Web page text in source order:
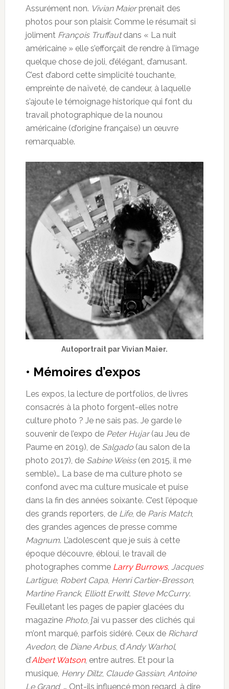
Assurément non. Vivian Maierprenait des
photos pour son plaisir. Comme le résumait si
joliment François Truffautdans « La nuit
américaine » elle s’efforçait de rendre à l’image
quelque chose de joli, d’élégant, d’amusant.
C’est d’abord cette simplicité touchante,
empreinte de naïveté, de candeur, à laquelle
s’ajoute le témoignage historique qui font du
travail photographique de la nounou
américaine (d’origine française) un œuvre
remarquable.
Autoportrait par Vivian Maier.
• Mémoires d’expos
Les expos, la lecture de portfolios, de livres
consacrés à la photo forgent-elles notre
culture photo ? Je ne sais pas. Je garde le
souvenir de l’expo de Peter Hujar(au Jeu de
Paume en 2019), de Salgado(au salon de la
photo 2017), de Sabine Weiss(en 2015, il me
semble)… La base de ma culture photo se
confond avec ma culture musicale et puise
dans la fin des années soixante. C’est l’époque
des grands reporters, de Life, de Paris Match,
des grandes agences de presse comme
Magnum. L’adolescent que je suis à cette
époque découvre, ébloui, le travail de
photographes comme Larry Burrows, Jacques
Lartigue, Robert Capa, Henri Cartier-Bresson,
Martine Franck, Elliott Erwitt, Steve McCurry.
Feuilletant les pages de papier glacées du
magazine Photo, j’ai vu passer des clichés qui
m’ont marqué, parfois sidéré. Ceux de Richard
Avedon, de Diane Arbus, d’Andy Warhol,
d’Albert Watson, entre autres. Et pour la
musique, Henry Diltz, Claude Gassian, Antoine
Le Grand, … Ont-ils influencé mon regard, à dire